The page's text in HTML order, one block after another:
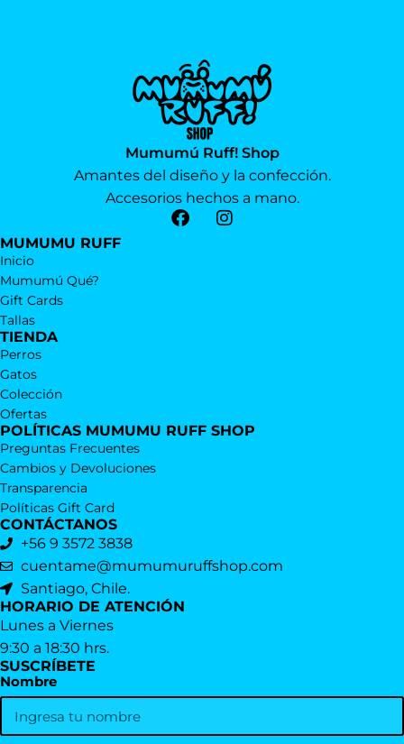
Mumumú Ruff! Shop
Amantes del diseño y la confección.
Accesorios hechos a mano.
MUMUMU RUFF
Inicio
Mumumú Qué?
Gift Cards
Tallas
TIENDA
Perros
Gatos
Colección
Ofertas
POLÍTICAS MUMUMU RUFF SHOP
Preguntas Frecuentes
Cambios y Devoluciones
Transparencia
Políticas Gift Card
CONTÁCTANOS
+56 9 3572 3838
cuentame@mumumuruffshop.com
Santiago, Chile.
HORARIO DE ATENCIÓN
Lunes a Viernes
9:30 a 18:30 hrs.
SUSCRÍBETE
Nombre